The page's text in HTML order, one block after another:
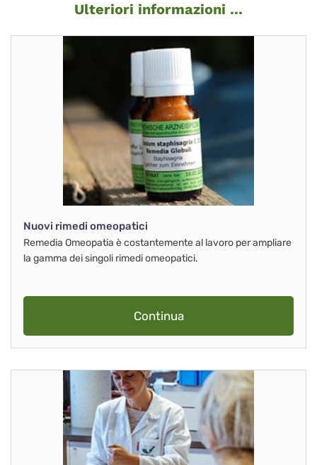
Ulteriori informazioni ...
Nuovi rimedi omeopatici
Remedia Omeopatia è costantemente al lavoro per ampliare
la gamma dei singoli rimedi omeopatici.
Continua